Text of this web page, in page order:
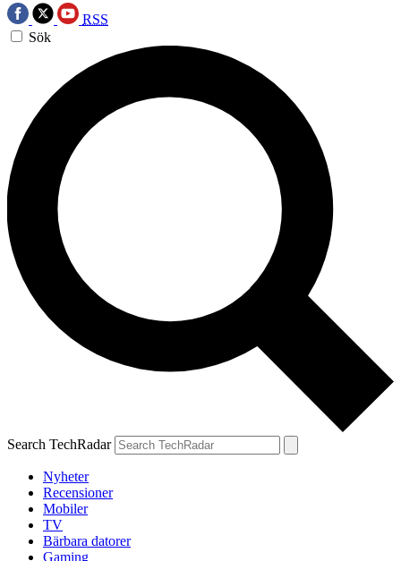
RSS
Sök
Search TechRadar
Nyheter
Recensioner
Mobiler
TV
Bärbara datorer
Gaming